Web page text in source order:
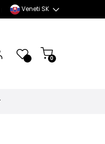
Veneti SK
0